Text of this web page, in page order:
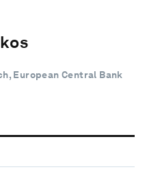
European Central Bank